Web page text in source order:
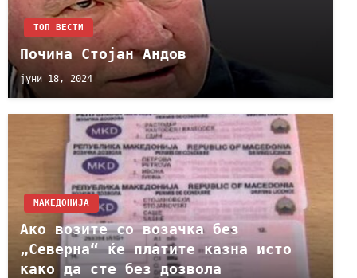
ТОП ВЕСТИ
Почина Стојан Андов
јуни 18, 2024
МАКЕДОНИЈА
Ако возите со возачка без
„Северна“ ќе платите казна исто
како да сте без дозвола